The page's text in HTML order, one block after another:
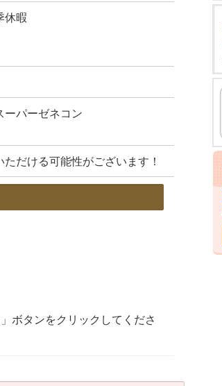
休暇
ーパーゼネコン
だける可能性がございます！
ボタンをクリックしてくださ